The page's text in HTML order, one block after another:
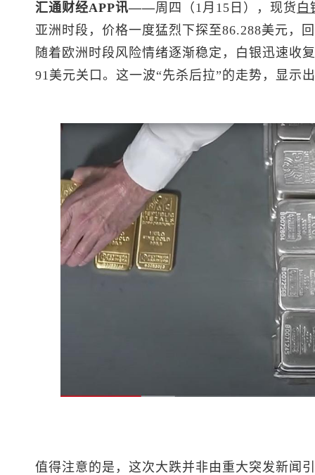
汇通财经APP讯——周四（1月15日）， 现货 白
亚洲时段，价格一度猛烈下探至86.288美元，
随着欧洲时段风险情绪逐渐稳定，白银迅速收
91美元关口。这一波“先杀后拉”的走势，显示
值得注意的是，这次大跌并非由重大突发新闻